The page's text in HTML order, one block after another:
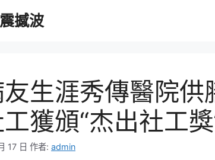
撼波
生涯秀傳醫院供
獲頒“杰出社工獎
17 日 作者: admin